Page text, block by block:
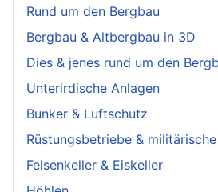
Rund um den Bergbau
Bergbau & Altbergbau in 3D
Dies & jenes rund um den
Unterirdische Anlagen
Bunker & Luftschutz
Rüstungsbetriebe &
Felsenkeller & Eiskeller